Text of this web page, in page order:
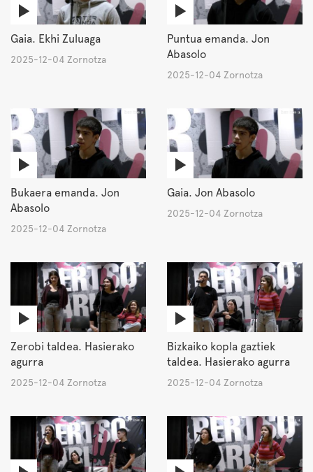
Gaia. Ekhi Zuluaga
2025-12-04 Zornotza
Puntua emanda. Jon
Abasolo
2025-12-04 Zornotza
Bukaera emanda. Jon
Abasolo
2025-12-04 Zornotza
Gaia. Jon Abasolo
2025-12-04 Zornotza
Zerobi taldea. Hasierako
agurra
2025-12-04 Zornotza
Bizkaiko kopla gaztiek
taldea. Hasierako agurra
2025-12-04 Zornotza